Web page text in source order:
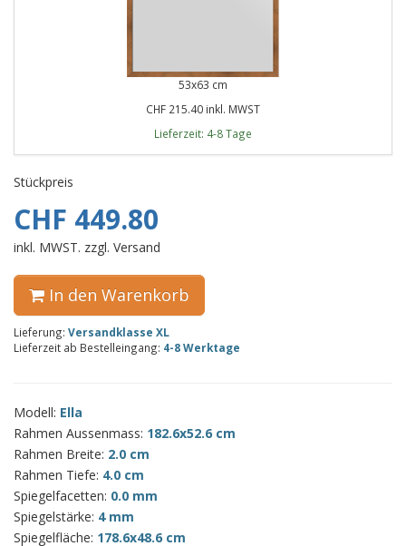
53x63 cm
CHF 215.40 inkl. MWST
Lieferzeit: 4-8 Tage
Stückpreis
CHF 449.80
inkl. MWST. zzgl. Versand
In den Warenkorb
Lieferung: Versandklasse XL
Lieferzeit ab Bestelleingang: 4-8 Werktage
Modell: Ella
Rahmen Aussenmass: 182.6x52.6 cm
Rahmen Breite: 2.0 cm
Rahmen Tiefe: 4.0 cm
Spiegelfacetten: 0.0 mm
Spiegelstärke: 4 mm
Spiegelfläche: 178.6x48.6 cm